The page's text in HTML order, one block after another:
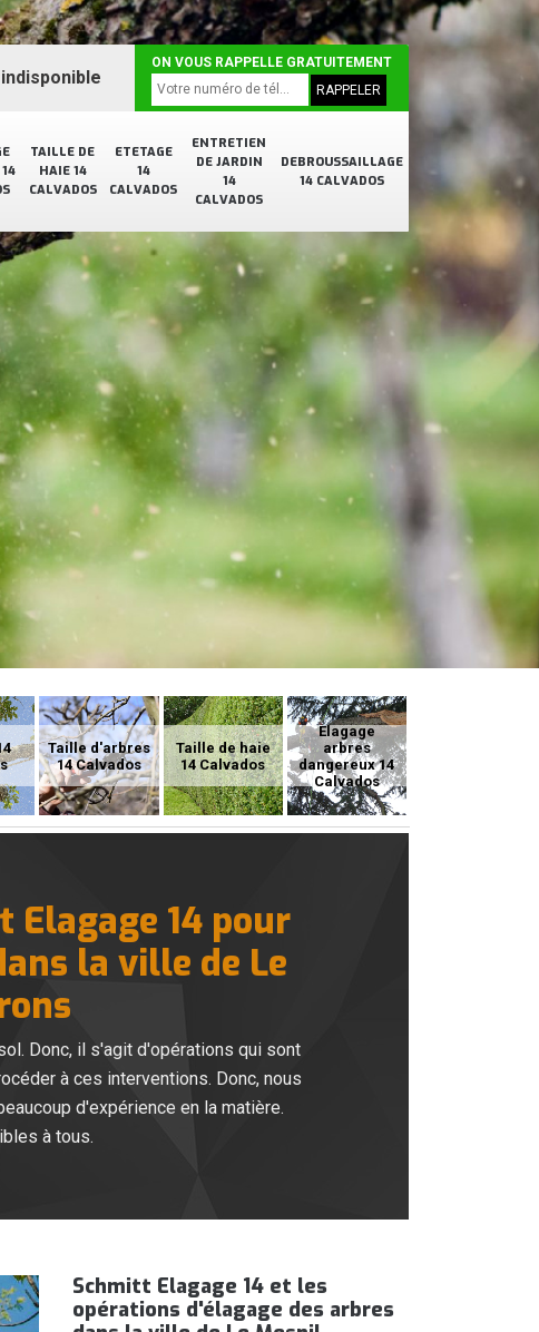
TAILLE DE
HAIE 14
CALVADOS
ETETAGE
14
CALVADOS
ENTRETIEN
DE JARDIN
14
CALVADOS
DEBROUSSAILLAGE
14 CALVADOS
indisponible
ON VOUS RAPPELLE GRATUITEMENT
Taille d'arbres
14 Calvados
Taille de haie
14 Calvados
Elagage
arbres
dangereux 14
Calvados
Elagage 14 pour
la ville de Le
Donc, il s'agit d'opérations qui sont
à ces interventions. Donc, nous
d'expérience en la matière.
à tous.
Schmitt Elagage 14 et les
opérations d'élagage des arbres